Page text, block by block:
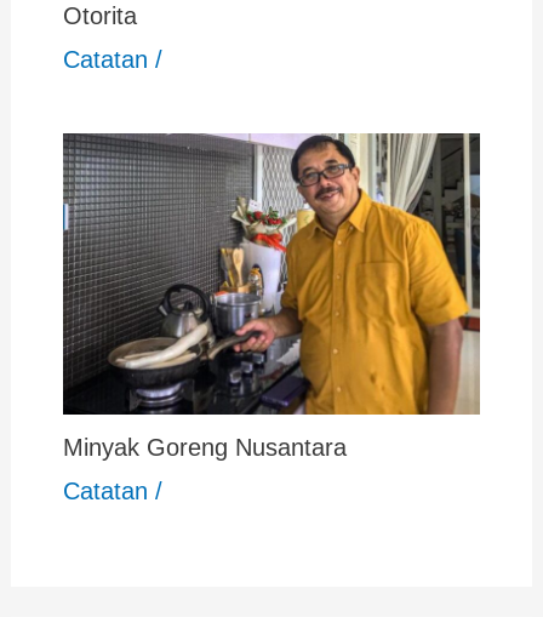
Otorita
Catatan /
Minyak Goreng Nusantara
Catatan /